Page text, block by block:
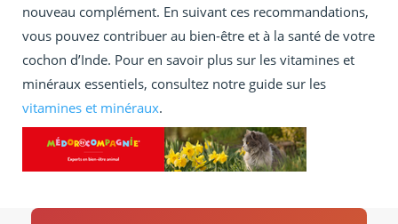
nouveau complément. En suivant ces recommandations,
vous pouvez contribuer au bien-être et à la santé de votre
cochon d’Inde. Pour en savoir plus sur les vitamines et
minéraux essentiels, consultez notre guide sur les
vitamines et minéraux.